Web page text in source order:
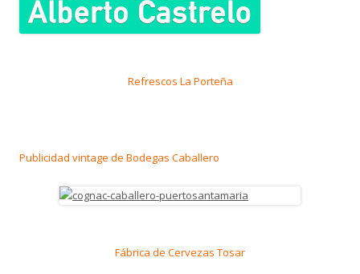
Refrescos La Porteña
Publicidad vintage de Bodegas Caballero
Fábrica de Cervezas Tosar